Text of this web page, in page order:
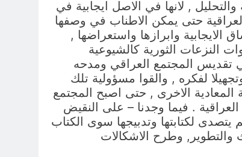
, لانها في الاصل ايجابية في
حتى يمكن الاطناب في وصفها
الايجابية وابرازها واستعراضها ,
النزعات الثورية كالشيوعية
في تقديس المجتمع العراقي ومدحه
لفكره , والقوا مسؤولية تلك
المعادية الاخرى , حتى اصبح المجتمع
. فيما وجدنا – على النقيض
يتصدى لكتابتها وتدبيجها سوى الكتاب
والتطوير, وطرح الاشكالات